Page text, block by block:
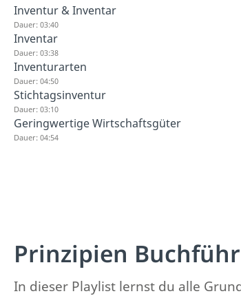
Inventur & Inventar
Dauer: 03:40
Inventar
Dauer: 03:38
Inventurarten
Dauer: 04:50
Stichtagsinventur
Dauer: 03:10
Geringwertige Wirtschaftsgüter
Dauer: 04:54
Prinzipien
In dieser Playlist lernst du alle